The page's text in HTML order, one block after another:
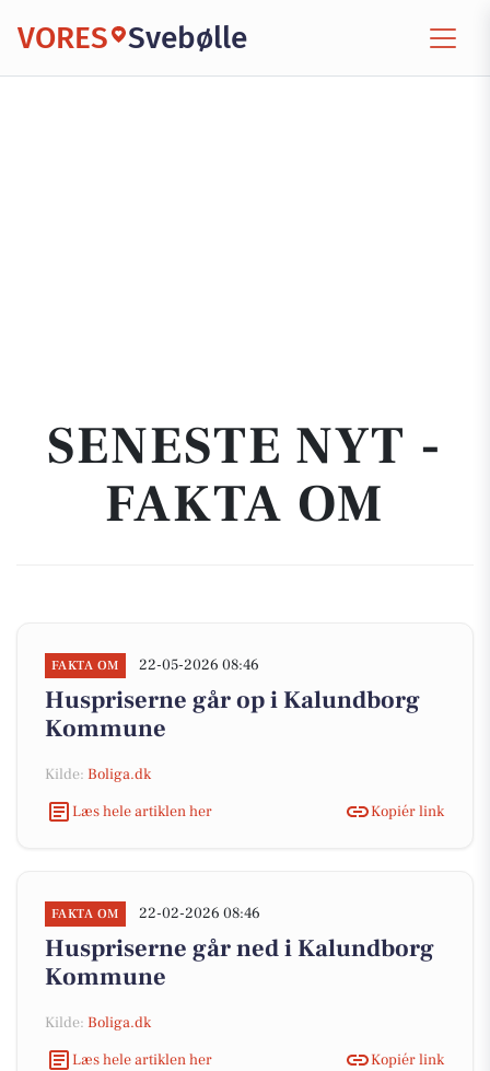
VORES Svebølle
SENESTE NYT -
FAKTA OM
FAKTA OM 22-05-2026 08:46
Huspriserne går op i Kalundborg
Kommune
Kilde: Boliga.dk
Læs hele artiklen her
Kopiér link
FAKTA OM 22-02-2026 08:46
Huspriserne går ned i Kalundborg
Kommune
Kilde: Boliga.dk
Læs hele artiklen her
Kopiér link